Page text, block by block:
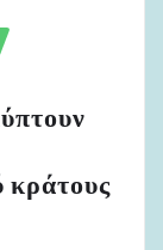
κράτους